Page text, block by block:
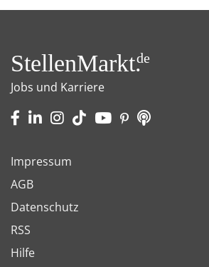
StellenMarkt.de
Jobs und Karriere
Impressum
AGB
Datenschutz
RSS
Hilfe